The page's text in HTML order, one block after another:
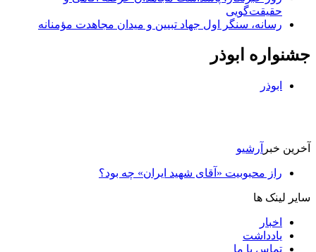
حقیقت‌گویی
رسانه، سنگر اول جهاد تبیین و میدان مجاهدت مؤمنانه
جشنواره ابوذر
ابوذر
آخرین خبر آرشیو
راز محبوبیت «آقای شهید ایران» چه بود؟
سایر لینک ها
اخبار
یادداشت
تماس با ما